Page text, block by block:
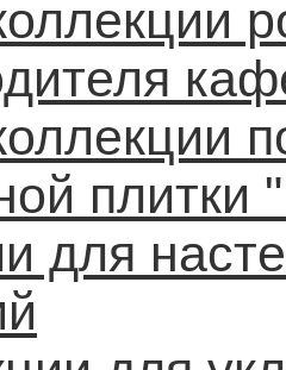
плитки
для